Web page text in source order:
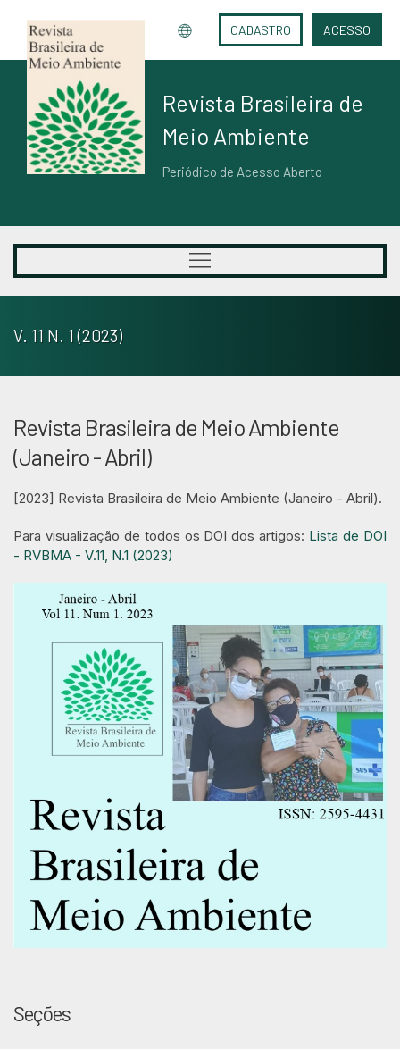
CADASTRO ACESSO
Revista Brasileira de
Meio Ambiente
Periódico de Acesso Aberto
V. 11 N. 1 (2023)
Revista Brasileira de Meio Ambiente
(Janeiro - Abril)
[2023] Revista Brasileira de Meio Ambiente (Janeiro - Abril).
Para visualização de todos os DOI dos artigos: Lista de DOI
- RVBMA - V.11, N.1 (2023)
Seções